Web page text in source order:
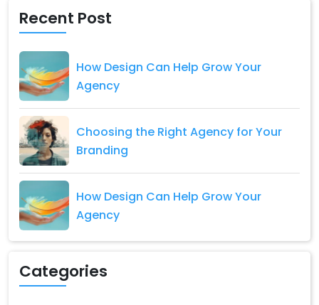
Recent Post
How Design Can Help Grow Your
Agency
Choosing the Right Agency for Your
Branding
How Design Can Help Grow Your
Agency
Categories